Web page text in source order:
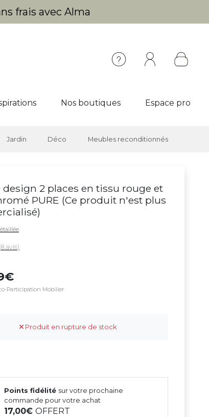
frais avec Alma
Nos boutiques Espace pro
Jardin Déco Meubles reconditionnés
design 2 places en tissu rouge et
PURE (Ce produit n'est plus
)
avis)
Participation Mobilier
Produit en rupture de stock
Points fidélité sur votre prochaine
commande pour votre achat
17,00OFFERT